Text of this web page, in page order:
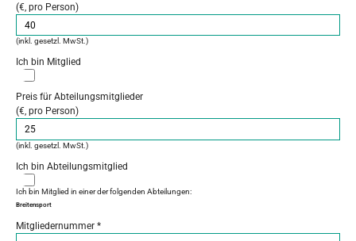
(€, pro Person)
(inkl. gesetzl. MwSt.)
Ich bin Mitglied
Preis für Abteilungsmitglieder
(€, pro Person)
(inkl. gesetzl. MwSt.)
Ich bin Abteilungsmitglied
Ich bin Mitglied in einer der folgenden Abteilungen:
Breitensport
Mitgliedernummer *